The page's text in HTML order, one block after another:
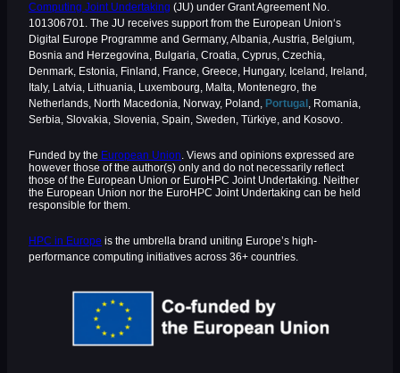
Computing Joint Undertaking (JU) under Grant Agreement No.
101306701. The JU receives support from the European Union‘s
Digital Europe Programme and Germany, Albania, Austria, Belgium,
Bosnia and Herzegovina, Bulgaria, Croatia, Cyprus, Czechia,
Denmark, Estonia, Finland, France, Greece, Hungary, Iceland, Ireland,
Italy, Latvia, Lithuania, Luxembourg, Malta, Montenegro, the
Netherlands, North Macedonia, Norway, Poland, Portugal , Romania,
Serbia, Slovakia, Slovenia, Spain, Sweden, Türkiye, and Kosovo.
Funded by the European Union. Views and opinions expressed are
however those of the author(s) only and do not necessarily reflect
those of the European Union or EuroHPC Joint Undertaking. Neither
the European Union nor the EuroHPC Joint Undertaking can be held
responsible for them.
HPC in Europe is the umbrella brand uniting Europe’s high-
performance computing initiatives across 36+ countries.